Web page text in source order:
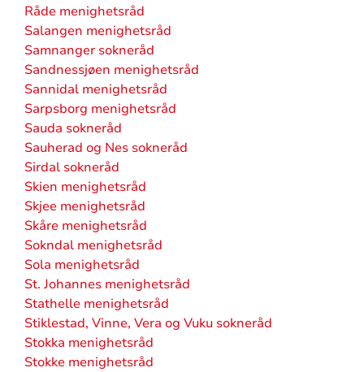
Råde menighetsråd
Salangen menighetsråd
Samnanger sokneråd
Sandnessjøen menighetsråd
Sannidal menighetsråd
Sarpsborg menighetsråd
Sauda sokneråd
Sauherad og Nes sokneråd
Sirdal sokneråd
Skien menighetsråd
Skjee menighetsråd
Skåre menighetsråd
Sokndal menighetsråd
Sola menighetsråd
St. Johannes menighetsråd
Stathelle menighetsråd
Stiklestad, Vinne, Vera og Vuku sokneråd
Stokka menighetsråd
Stokke menighetsråd